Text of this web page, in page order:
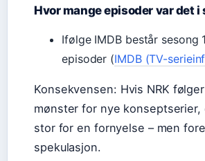
Hvor mange episoder var det i
Ifølge IMDB består sesong
episoder (IMDB (TV-
Konsekvensen: Hvis NRK
mønster for nye konseptserier,
stor for en fornyelse – men
spekulasjon.